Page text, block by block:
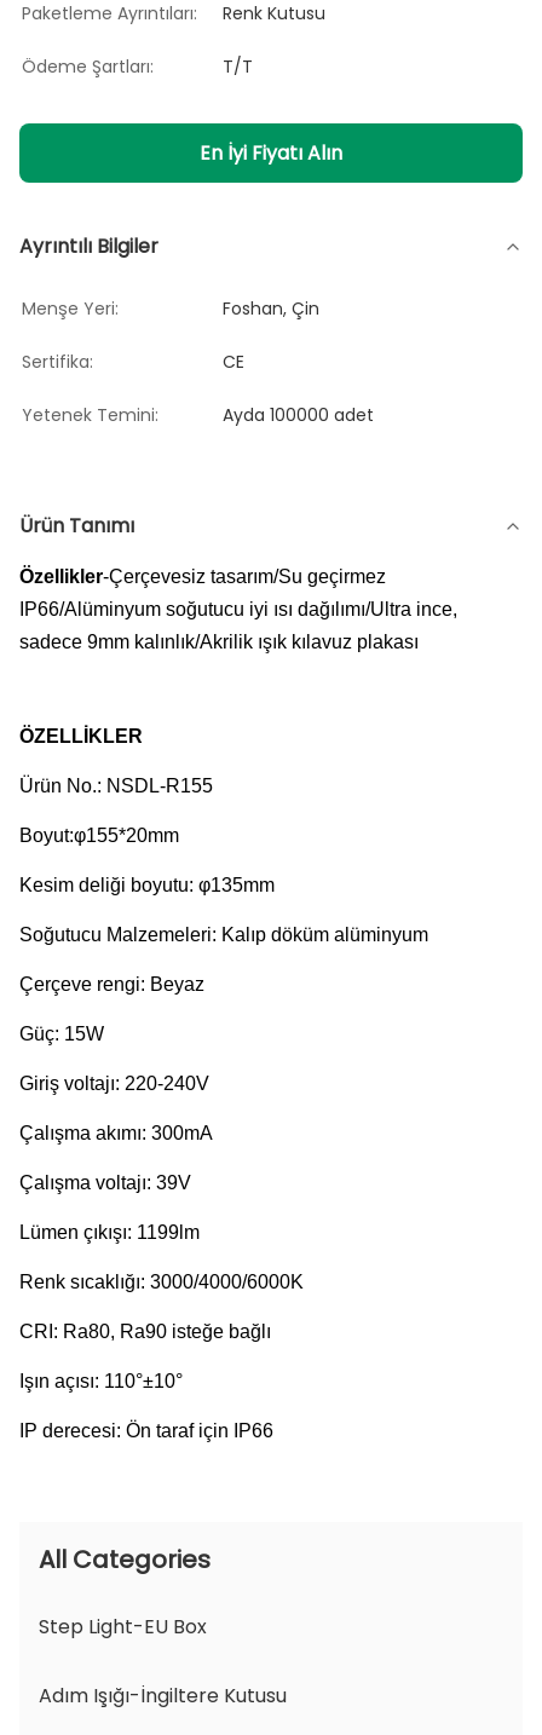
Paketleme Ayrıntıları: Renk Kutusu
Ödeme Şartları: T/T
En İyi Fiyatı Alın
Ayrıntılı Bilgiler
Menşe Yeri: Foshan, Çin
Sertifika: CE
Yetenek Temini: Ayda 100000 adet
Ürün Tanımı
Özellikler-Çerçevesiz tasarım/Su geçirmez
IP66/Alüminyum soğutucu iyi ısı dağılımı/Ultra ince,
sadece 9mm kalınlık/Akrilik ışık kılavuz plakası
ÖZELLİKLER
Ürün No.: NSDL-R155
Boyut:φ155*20mm
Kesim deliği boyutu: φ135mm
Soğutucu Malzemeleri: Kalıp döküm alüminyum
Çerçeve rengi: Beyaz
Güç: 15W
Giriş voltajı: 220-240V
Çalışma akımı: 300mA
Çalışma voltajı: 39V
Lümen çıkışı: 1199lm
Renk sıcaklığı: 3000/4000/6000K
CRI: Ra80, Ra90 isteğe bağlı
Işın açısı: 110°±10°
IP derecesi: Ön taraf için IP66
All Categories
Step Light-EU Box
Adım Işığı-İngiltere Kutusu